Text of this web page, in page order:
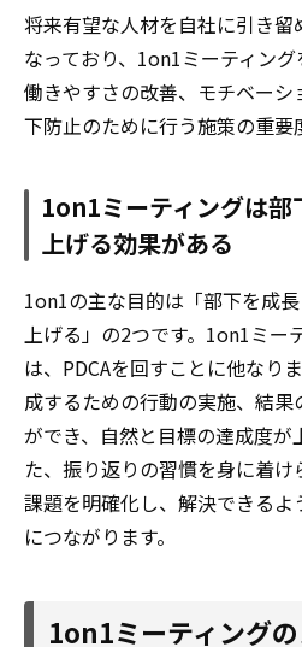
将来有望な人材を自社に引き
なっており、1on1ミーティン
働きやすさの改善、モチベー
下防止のために行う施策の重要
1on1ミーティングは部
上げる効果がある
1on1の主な目的は「部下を成
上げる」の2つです。1on1ミー
は、PDCAを回すことに他なり
成するための行動の実施、結
ができ、自然と目標の達成度が
た、振り返りの習慣を身に着
課題を明確化し、解決できる
につながります。
1on1ミーティング